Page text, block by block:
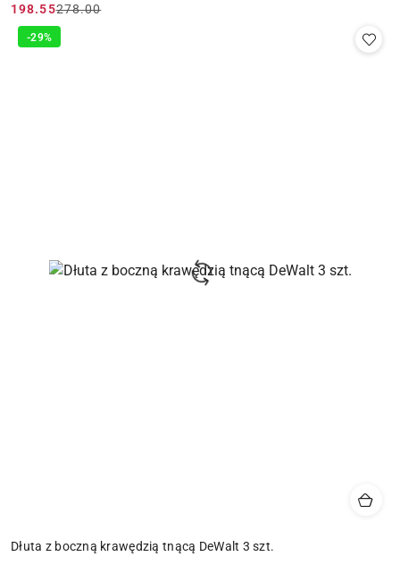
Cena
promocyjna:
198.55
Cena
przed
278.00
Dłuta z boczną krawędzią tnącą DeWalt 3 szt.
-29%